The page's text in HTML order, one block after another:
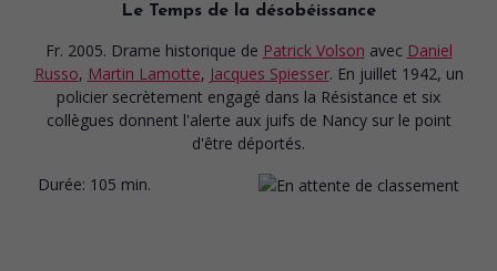
Le Temps de la désobéissance
Fr. 2005. Drame historique de Patrick Volson avec Daniel
Russo, Martin Lamotte, Jacques Spiesser. En juillet 1942, un
policier secrètement engagé dans la Résistance et six
collègues donnent l'alerte aux juifs de Nancy sur le point
d'être déportés.
Durée: 105 min.